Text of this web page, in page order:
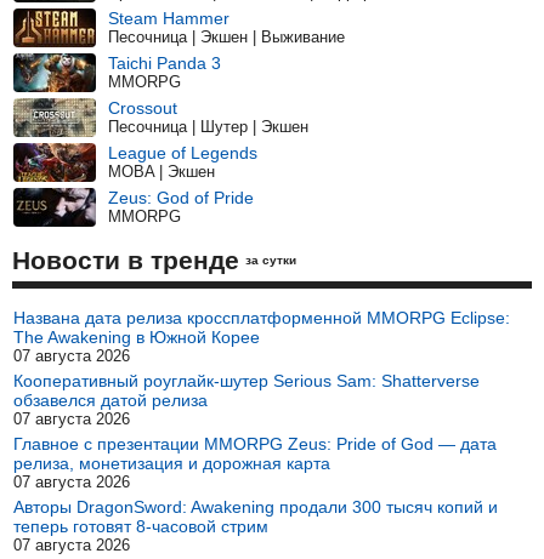
Steam Hammer
Песочница | Экшен | Выживание
Taichi Panda 3
MMORPG
Crossout
Песочница | Шутер | Экшен
League of Legends
MOBA | Экшен
Zeus: God of Pride
MMORPG
Новости в тренде за сутки
Названа дата релиза кроссплатформенной MMORPG Eclipse:
The Awakening в Южной Корее
07 августа 2026
Кооперативный роуглайк-шутер Serious Sam: Shatterverse
обзавелся датой релиза
07 августа 2026
Главное с презентации MMORPG Zeus: Pride of God — дата
релиза, монетизация и дорожная карта
07 августа 2026
Авторы DragonSword: Awakening продали 300 тысяч копий и
теперь готовят 8-часовой стрим
07 августа 2026